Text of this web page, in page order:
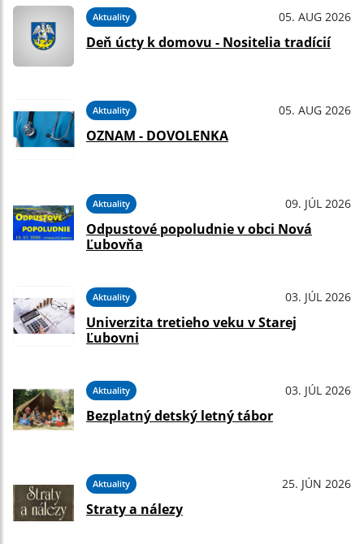
Aktuality 05. AUG 2026
Deň úcty k domovu - Nositelia tradícií
Aktuality 05. AUG 2026
OZNAM - DOVOLENKA
Aktuality 09. JÚL 2026
Odpustové popoludnie v obci Nová
Ľubovňa
Aktuality 03. JÚL 2026
Univerzita tretieho veku v Starej
Ľubovni
Aktuality 03. JÚL 2026
Bezplatný detský letný tábor
Aktuality 25. JÚN 2026
Straty a nálezy